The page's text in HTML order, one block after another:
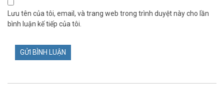
Lưu tên của tôi, email, và trang web trong trình duyệt này cho lần
bình luận kế tiếp của tôi.